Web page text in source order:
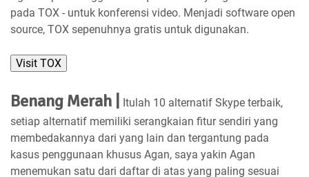
pada TOX - untuk konferensi video. Menjadi software open
source, TOX sepenuhnya gratis untuk digunakan.
Visit TOX
Benang Merah |
Itulah 10 alternatif Skype terbaik,
setiap alternatif memiliki serangkaian fitur sendiri yang
membedakannya dari yang lain dan tergantung pada
kasus penggunaan khusus Agan, saya yakin Agan
menemukan satu dari daftar di atas yang paling sesuai